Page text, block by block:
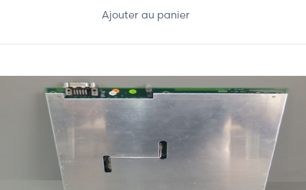
Ajouter au panier